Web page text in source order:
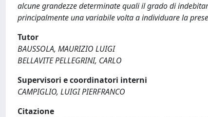
alcune grandezze determinate quali il grado di
principalmente una variabile volta a individuare la
Tutor
BAUSSOLA, MAURIZIO LUIGI
BELLAVITE PELLEGRINI, CARLO
Supervisori e coordinatori interni
CAMPIGLIO, LUIGI PIERFRANCO
Citazione